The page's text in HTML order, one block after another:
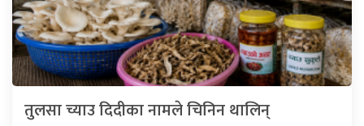
तुलसा च्याउ दिदीका नामले चिनिन थालिन्